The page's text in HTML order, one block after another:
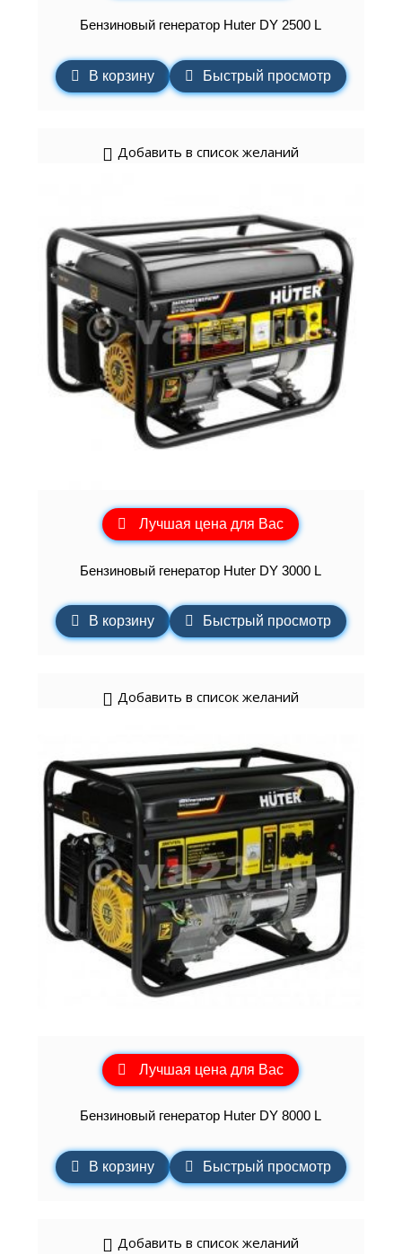
Бензиновый генератор Huter DY 2500 L
В корзину Быстрый просмотр
Добавить в список желаний
Лучшая цена для Вас
Бензиновый генератор Huter DY 3000 L
В корзину Быстрый просмотр
Добавить в список желаний
Лучшая цена для Вас
Бензиновый генератор Huter DY 8000 L
В корзину Быстрый просмотр
Добавить в список желаний